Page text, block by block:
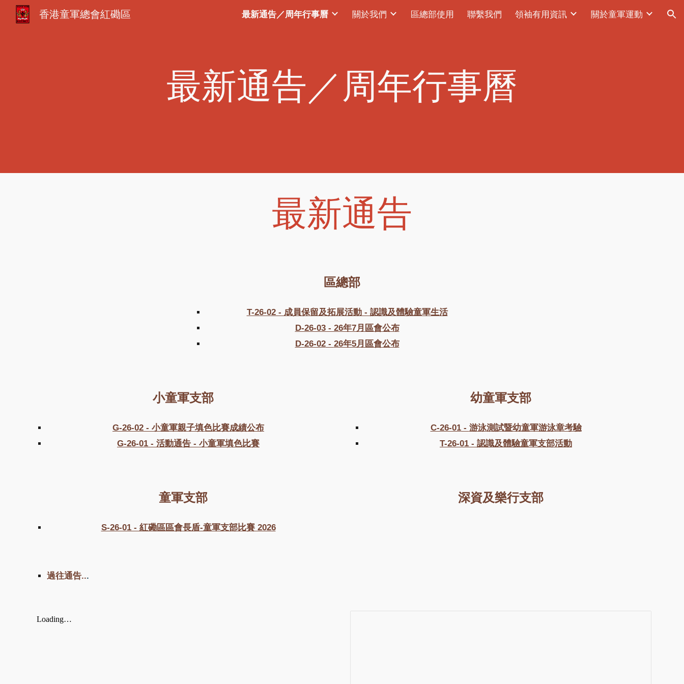
Skip to main content Skip to navigation
香港童軍總會紅磡區 最新通告／周年行事曆 關於我們 區總部使用 聯繫我們 領袖有用資訊 關於童軍運動
最新通告／周年行事曆
最新通告
區總部
T-26-02 - 成員保留及拓展活動 - 認識及體驗童軍生活
D-26-03 - 26年7月區會公布
D-26-02- 26年5月區會公布
小童軍支部
G-26-02 - 小童軍親子填色比賽成績公布
G-26-01 - 活動通告 - 小童軍填色比賽
幼童軍支部
C-26-01- 游泳測試暨幼童軍游泳章考驗
T-26-01 - 認識及體驗童軍支部活動
童軍支部
S-26-01 - 紅磡區區會長盾-童軍支部比賽 2026
深資及樂行支部
過往通告...